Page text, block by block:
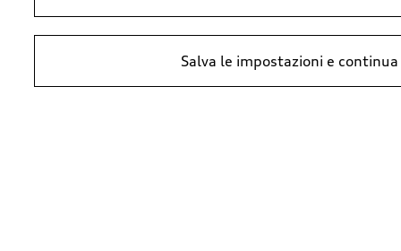
IVA inclusa. I prezzi presso il concessionario Audi potrebbero differire;
Audi necessari.
Salva le impostazioni e continua